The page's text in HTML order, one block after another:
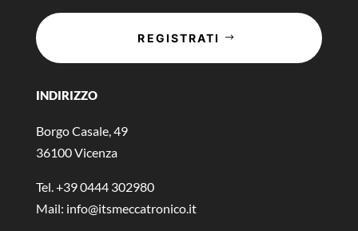
REGISTRATI
INDIRIZZO
Borgo Casale, 49
36100 Vicenza
Tel. +39 0444 302980
Mail: info@itsmeccatronico.it